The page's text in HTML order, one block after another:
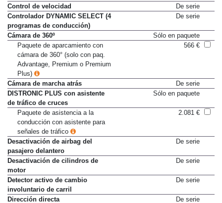
Control de tracción
De serie
Control de velocidad
De serie
Controlador DYNAMIC SELECT (4
programas de conducción)
Cámara de 360º
Sólo en paquete
Paquete de aparcamiento con
cámara de 360° (solo con paq.
Advantage, Premium o Premium
Plus)
Cámara de marcha atrás
De serie
DISTRONIC PLUS con asistente
de tráfico de cruces
Paquete de asistencia a la
conducción con asistente para
señales de tráfico
Desactivación de airbag del
pasajero delantero
Desactivación de cilindros de
motor
Detector activo de cambio
involuntario de carril